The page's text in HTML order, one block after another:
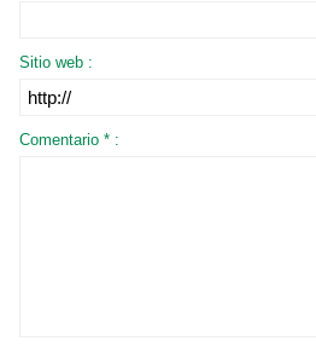
Sitio web :
Comentario * :